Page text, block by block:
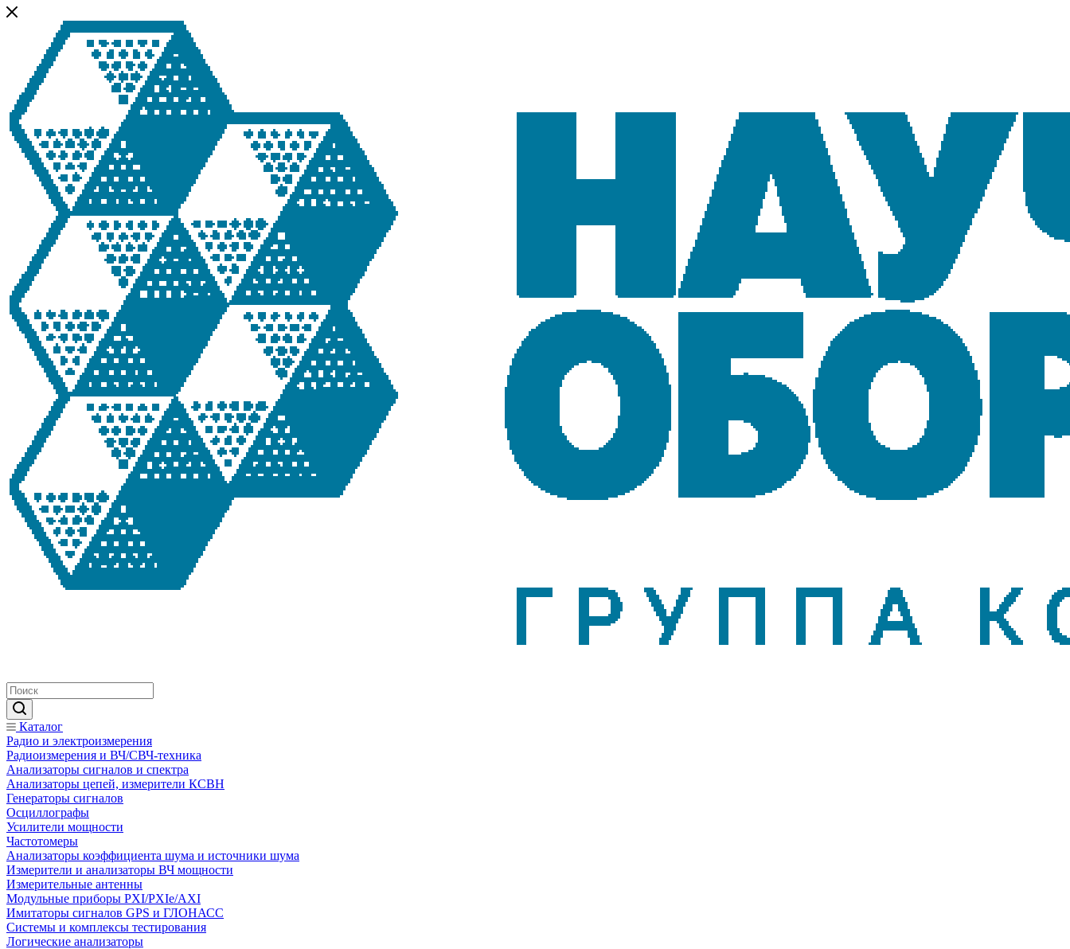
Каталог
Радио и электроизмерения
Радиоизмерения и ВЧ/СВЧ-техника
Анализаторы сигналов и спектра
Анализаторы цепей, измерители КСВН
Генераторы сигналов
Осциллографы
Усилители мощности
Частотомеры
Анализаторы коэффициента шума и источники шума
Измерители и анализаторы ВЧ мощности
Измерительные антенны
Модульные приборы PXI/PXIe/AXI
Имитаторы сигналов GPS и ГЛОНАСС
Системы и комплексы тестирования
Логические анализаторы